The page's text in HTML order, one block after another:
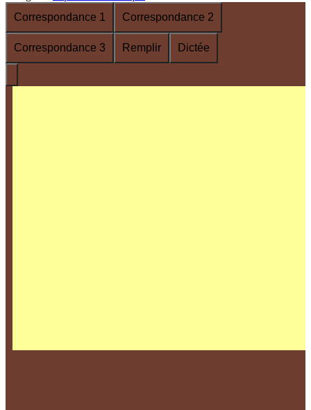
Correspondance 1
Correspondance 2
Correspondance 3 Remplir Dictée